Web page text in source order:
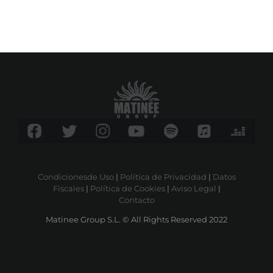
Condicionesde Uso| Política de Privacidad | Datos
Fiscales| Política de Cookies| Aviso Legal |
Contacto
Matinee Group S.L. © All Rights Reserved 2022